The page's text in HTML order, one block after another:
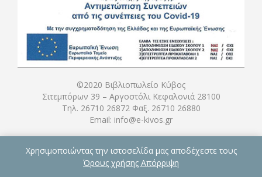
©2020 Βιβλιοπωλείο Κύβος
Σιτεμπόρων 39 – Αργοστόλι Κεφαλονιά 28100
Τηλ. 26710 26872 Φαξ. 26710 26880
Email: info@e-kivos.gr
Χρησιμοποιώντας την ιστοσελίδα μας αποδέχεστε τους
Όρους χρήσης Απόρριψη